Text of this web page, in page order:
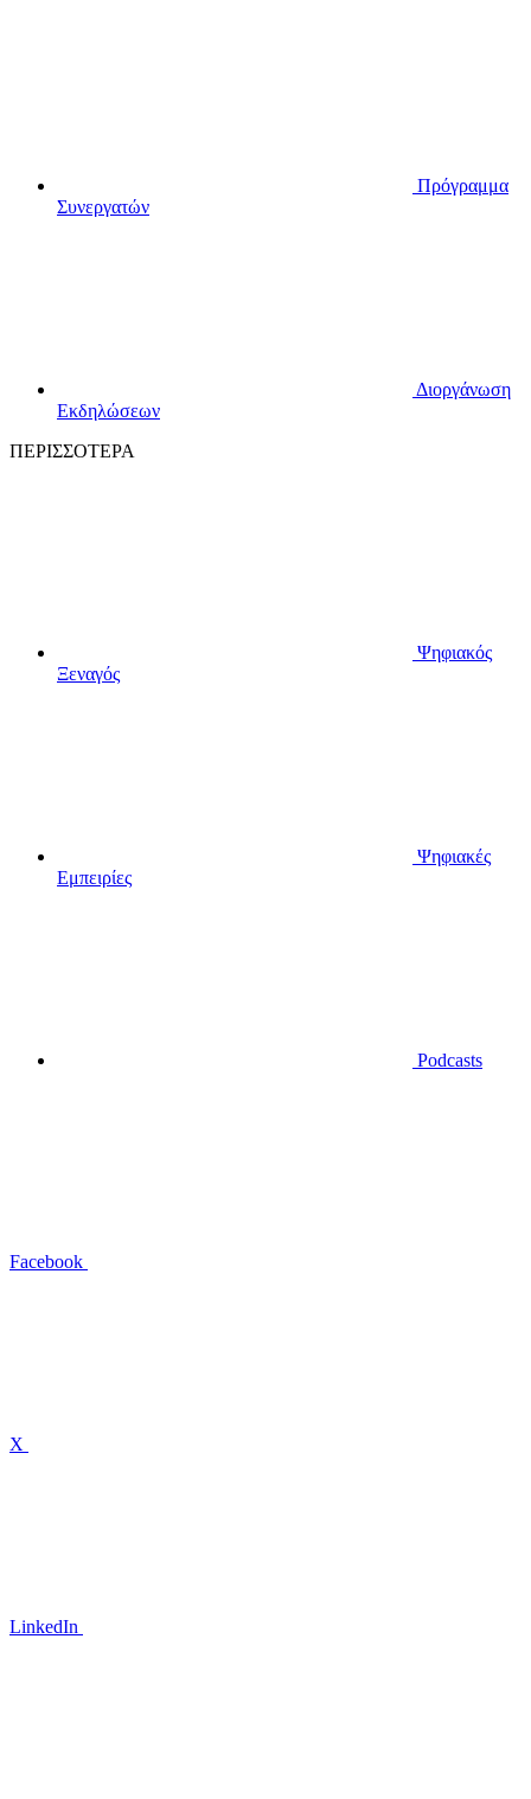
Πρόγραμμα
Συνεργατών
Διοργάνωση
Εκδηλώσεων
ΠΕΡΙΣΣΟΤΕΡΑ
Ψηφιακός
Ξεναγός
Ψηφιακές
Εμπειρίες
Podcasts
Facebook
X
LinkedIn